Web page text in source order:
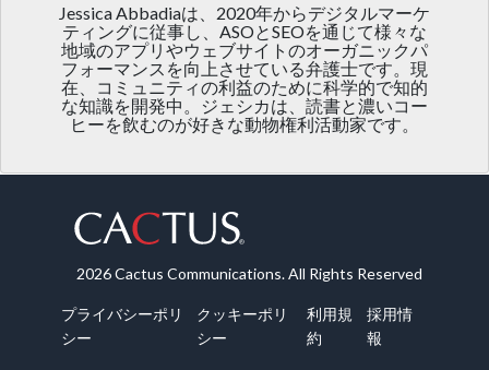
Jessica Abbadiaは、2020年からデジタルマーケ
ティングに従事し、ASOとSEOを通じて様々な
地域のアプリやウェブサイトのオーガニックパ
フォーマンスを向上させている弁護士です。現
在、コミュニティの利益のために科学的で知的
な知識を開発中。ジェシカは、読書と濃いコー
ヒーを飲むのが好きな動物権利活動家です。
2026 Cactus Communications. All Rights Reserved
プライバシーポリ
シー
クッキーポリ
シー
利用規
約
採用情
報